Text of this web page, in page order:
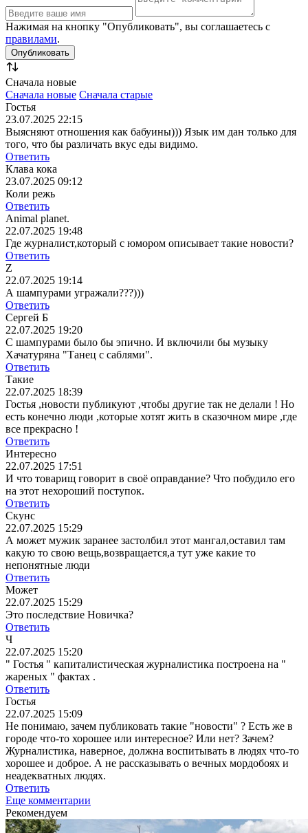
Нажимая на кнопку "Опубликовать", вы соглашаетесь с
правилами.
Сначала новые
Сначала новые Сначала старые
Гостья
23.07.2025 22:15
Выясняют отношения как бабуины))) Язык им дан только для
того, что бы различать вкус еды видимо.
Ответить
Клава кока
23.07.2025 09:12
Коли режь
Ответить
Animal planet.
22.07.2025 19:48
Где журналист,который с юмором описывает такие новости?
Ответить
Z
22.07.2025 19:14
А шампурами угражали???)))
Ответить
Сергей Б
22.07.2025 19:20
С шампурами было бы эпично. И включили бы музыку
Хачатуряна "Танец с саблями".
Ответить
Такие
22.07.2025 18:39
Гостья ,новости публикуют ,чтобы другие так не делали ! Но
есть конечно люди ,которые хотят жить в сказочном мире ,где
все прекрасно !
Ответить
Интересно
22.07.2025 17:51
И что товарищ говорит в своё оправдание? Что побудило его
на этот нехороший поступок.
Ответить
Скунс
22.07.2025 15:29
А может мужик заранее застолбил этот мангал,оставил там
какую то свою вещь,возвращается,а тут уже какие то
непонятные люди
Ответить
Может
22.07.2025 15:29
Это последствие Новичка?
Ответить
Ч
22.07.2025 15:20
" Гостья " капиталистическая журналистика построена на "
жареных " фактах .
Ответить
Гостья
22.07.2025 15:09
Не понимаю, зачем публиковать такие "новости" ? Есть же в
городе что-то хорошее или интересное? Или нет? Зачем?
Журналистика, наверное, должна воспитывать в людях что-то
хорошее и доброе. А не рассказывать о вечных мордобоях и
неадекватных людях.
Ответить
Еще комментарии
Рекомендуем